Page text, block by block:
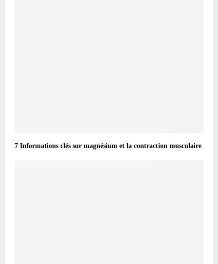
7 Informations clés sur magnésium et la contraction musculaire